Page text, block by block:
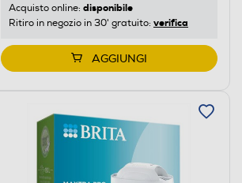
Acquisto online: disponibile
Ritiro in negozio in 30' gratuito: verifica
AGGIUNGI